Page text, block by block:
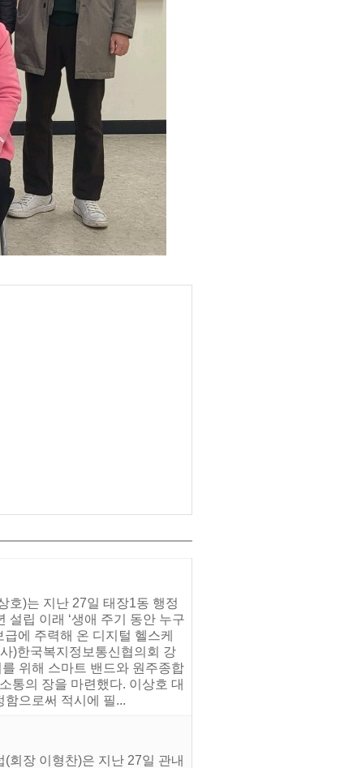
호)는 지난 27일 태장1동 행정
립 이래 ‘생애 주기 동안 누구
에 주력해 온 디지털 헬스케
)한국복지정보통신협의회 강
위해 스마트 밴드와 원주종합
통의 장을 마련했다. 이상호 대
함으로써 적시에 필...
회장 이형찬)은 지난 27일 관내